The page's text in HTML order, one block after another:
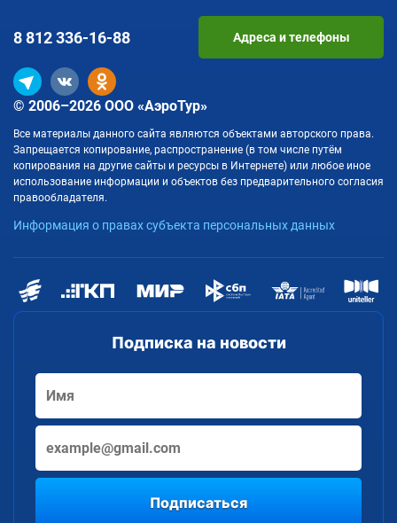
Подписка на новости
Подписаться
© 2006–2026 ООО «АэроТур»
Все материалы данного сайта являются объектами авторского права.
Запрещается копирование, распространение (в том числе путём
копирования на другие сайты и ресурсы в Интернете) или любое иное
использование информации и объектов без предварительного согласия
правообладателя.
Информация о правах субъекта персональных данных
8 812336-16-88 Адреса и телефоны